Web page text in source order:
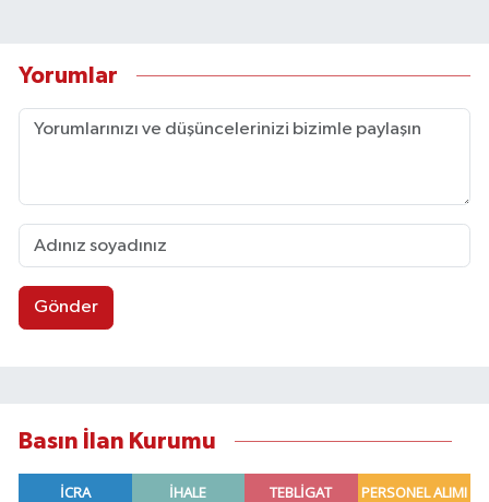
Yorumlar
Gönder
Basın İlan Kurumu